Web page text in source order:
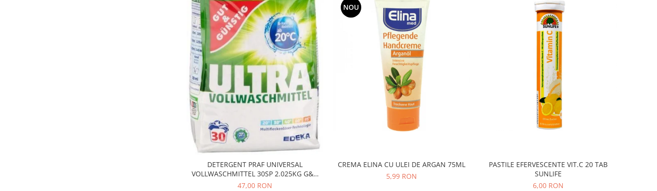
DETERGENT PRAF UNIVERSAL
VOLLWASCHMITTEL 30SP 2.025KG G&G
4394209009
47,00 RON
NOU
CREMA ELINA CU ULEI DE ARGAN 75ML
5,99 RON
PASTILE EFERVESCENTE VIT.C 20 TAB
SUNLIFE
6,00 RON